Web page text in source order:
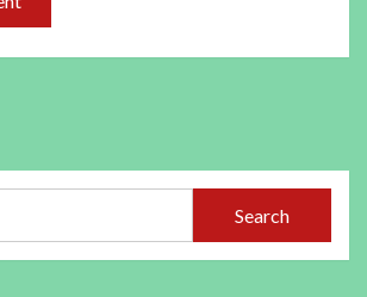
Search